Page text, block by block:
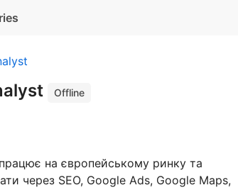
Offline
на європейському ринку та
через SEO, Google Ads, Google Maps,